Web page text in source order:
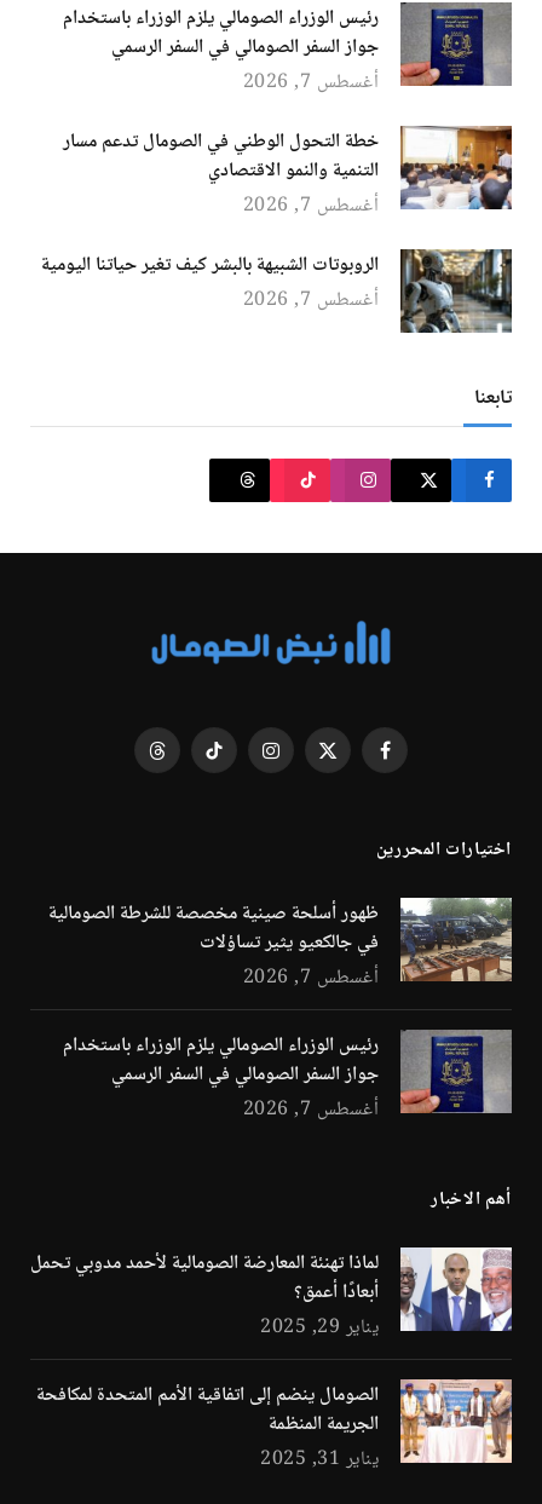
رئيس الوزراء الصومالي يلزم الوزراء باستخدام
جواز السفر الصومالي في السفر الرسمي
أغسطس 7, 2026
خطة التحول الوطني في الصومال تدعم مسار
التنمية والنمو الاقتصادي
أغسطس 7, 2026
الروبوتات الشبيهة بالبشر كيف تغير حياتنا اليومية
أغسطس 7, 2026
تابعنا
فيسبوك X
الانستغرامتيكتوك Threads
اختيارات المحررين
ظهور أسلحة صينية مخصصة للشرطة الصومالية
في جالكعيو يثير تساؤلات
أغسطس 7, 2026
رئيس الوزراء الصومالي يلزم الوزراء باستخدام
جواز السفر الصومالي في السفر الرسمي
أغسطس 7, 2026
أهم الاخبار
لماذا تهنئة المعارضة الصومالية لأحمد مدوبي تحمل
أبعادًا أعمق؟
يناير 29, 2025
الصومال ينضم إلى اتفاقية الأمم المتحدة لمكافحة
الجريمة المنظمة
يناير 31, 2025